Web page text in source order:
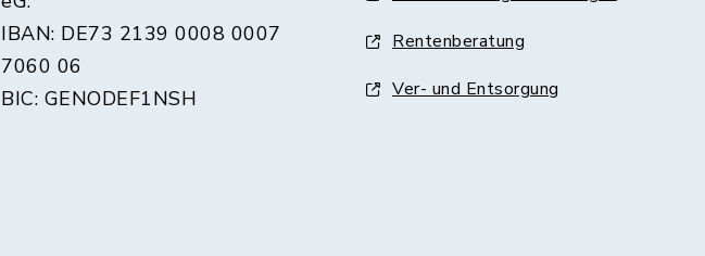
IBAN: DE73 2139 0008 0007
7060 06
BIC: GENODEF1NSH
Rentenberatung
Ver- und Entsorgung